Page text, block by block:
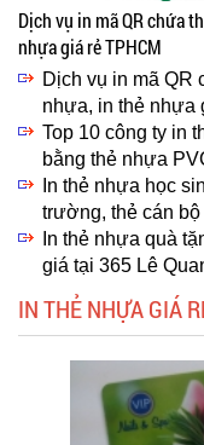
Dịch vụ in mã QR chứa
nhựa giá rẻ TPHCM
Dịch vụ in mã QR
nhựa, in thẻ nhựa
Top 10 công ty in
bằng thẻ nhựa
In thẻ nhựa học
trường, thẻ cán
In thẻ nhựa quà
giá tại 365 Lê
IN THẺ NHỰA GIÁ